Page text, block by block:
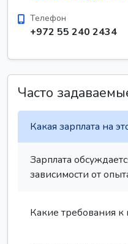
Телефон
+972 55 240 2434
Часто
Какая зарплата на
Зарплата
зависимости от
Какие требования к